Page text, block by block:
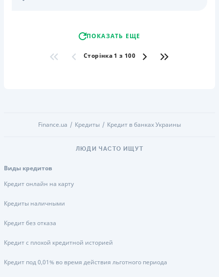
ПОКАЗАТЬ ЕЩЕ
Сторінка 1 з 100
Finance.ua Кредиты Кредит в банках Украины
ЛЮДИ ЧАСТО ИЩУТ
Виды кредитов
Кредит онлайн на карту
Кредиты наличными
Кредит без отказа
Кредит с плохой кредитной историей
Кредит под 0,01% во время действия льготного периода